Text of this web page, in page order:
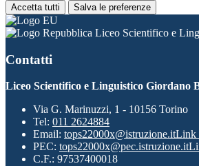
Accetta tutti Salva le preferenze
Liceo Scientifico e
Contatti
Liceo Scientifico e Linguistico Giordano
Via G. Marinuzzi, 1 - 10156 Torino
Tel: 011 2624884
Email: tops22000x@istruzione.itLink
PEC: tops22000x@pec.istruzione.it
C.F.: 97537400018